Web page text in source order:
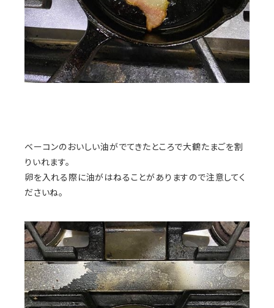
ベーコンのおいしい油がでてきたところで大鶴たまごを割
りいれます。
卵を入れる際に油がはねることがありますので注意してく
ださいね。